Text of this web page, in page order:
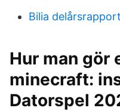
Bilia delårsrapport
Hur man gör
minecraft:
Datorspel